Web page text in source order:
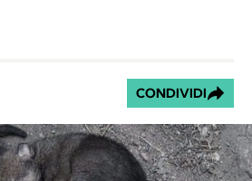
CONDIVIDI